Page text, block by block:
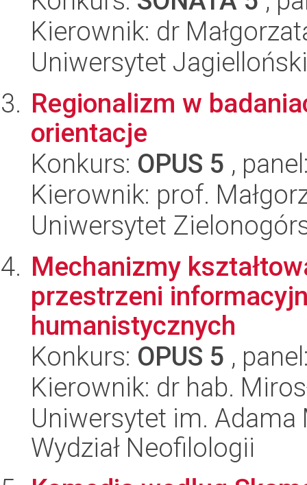
Kierownik: dr
Uniwersytet
Regionalizm w
orientacje
Konkurs: OPUS 5 ,
Kierownik: prof.
Uniwersytet
Mechanizmy
przestrzeni
humanistycznych
Konkurs: OPUS 5 ,
Kierownik: dr hab.
Uniwersytet im.
Wydział Neofilologii